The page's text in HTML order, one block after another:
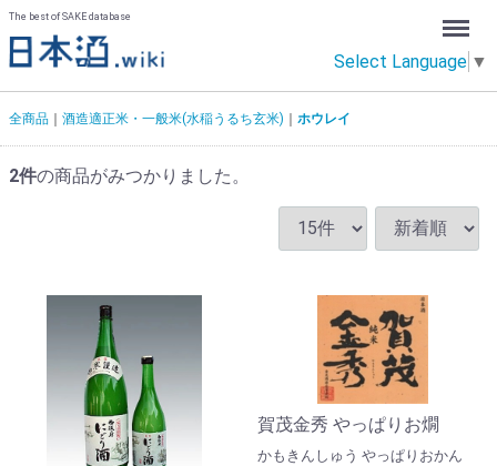
The best of SAKE database
Select Language ▼
Menu
全商品 酒造適正米・一般米(水稲うるち玄米) ホウレイ
2件の商品がみつかりました。
賀茂金秀 やっぱりお燗
かもきんしゅう やっぱりおかん